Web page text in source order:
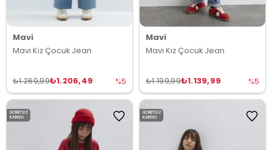
Mavi
Mavi Kız Çocuk Jean
₺1.206,49
₺1.269,99 %5
Mavi
Mavi Kız Çocuk Jean
₺1.139,99
₺1.199,99 %5
ÜCRETSIZ
KARGO
ÜCRETSIZ
KARGO